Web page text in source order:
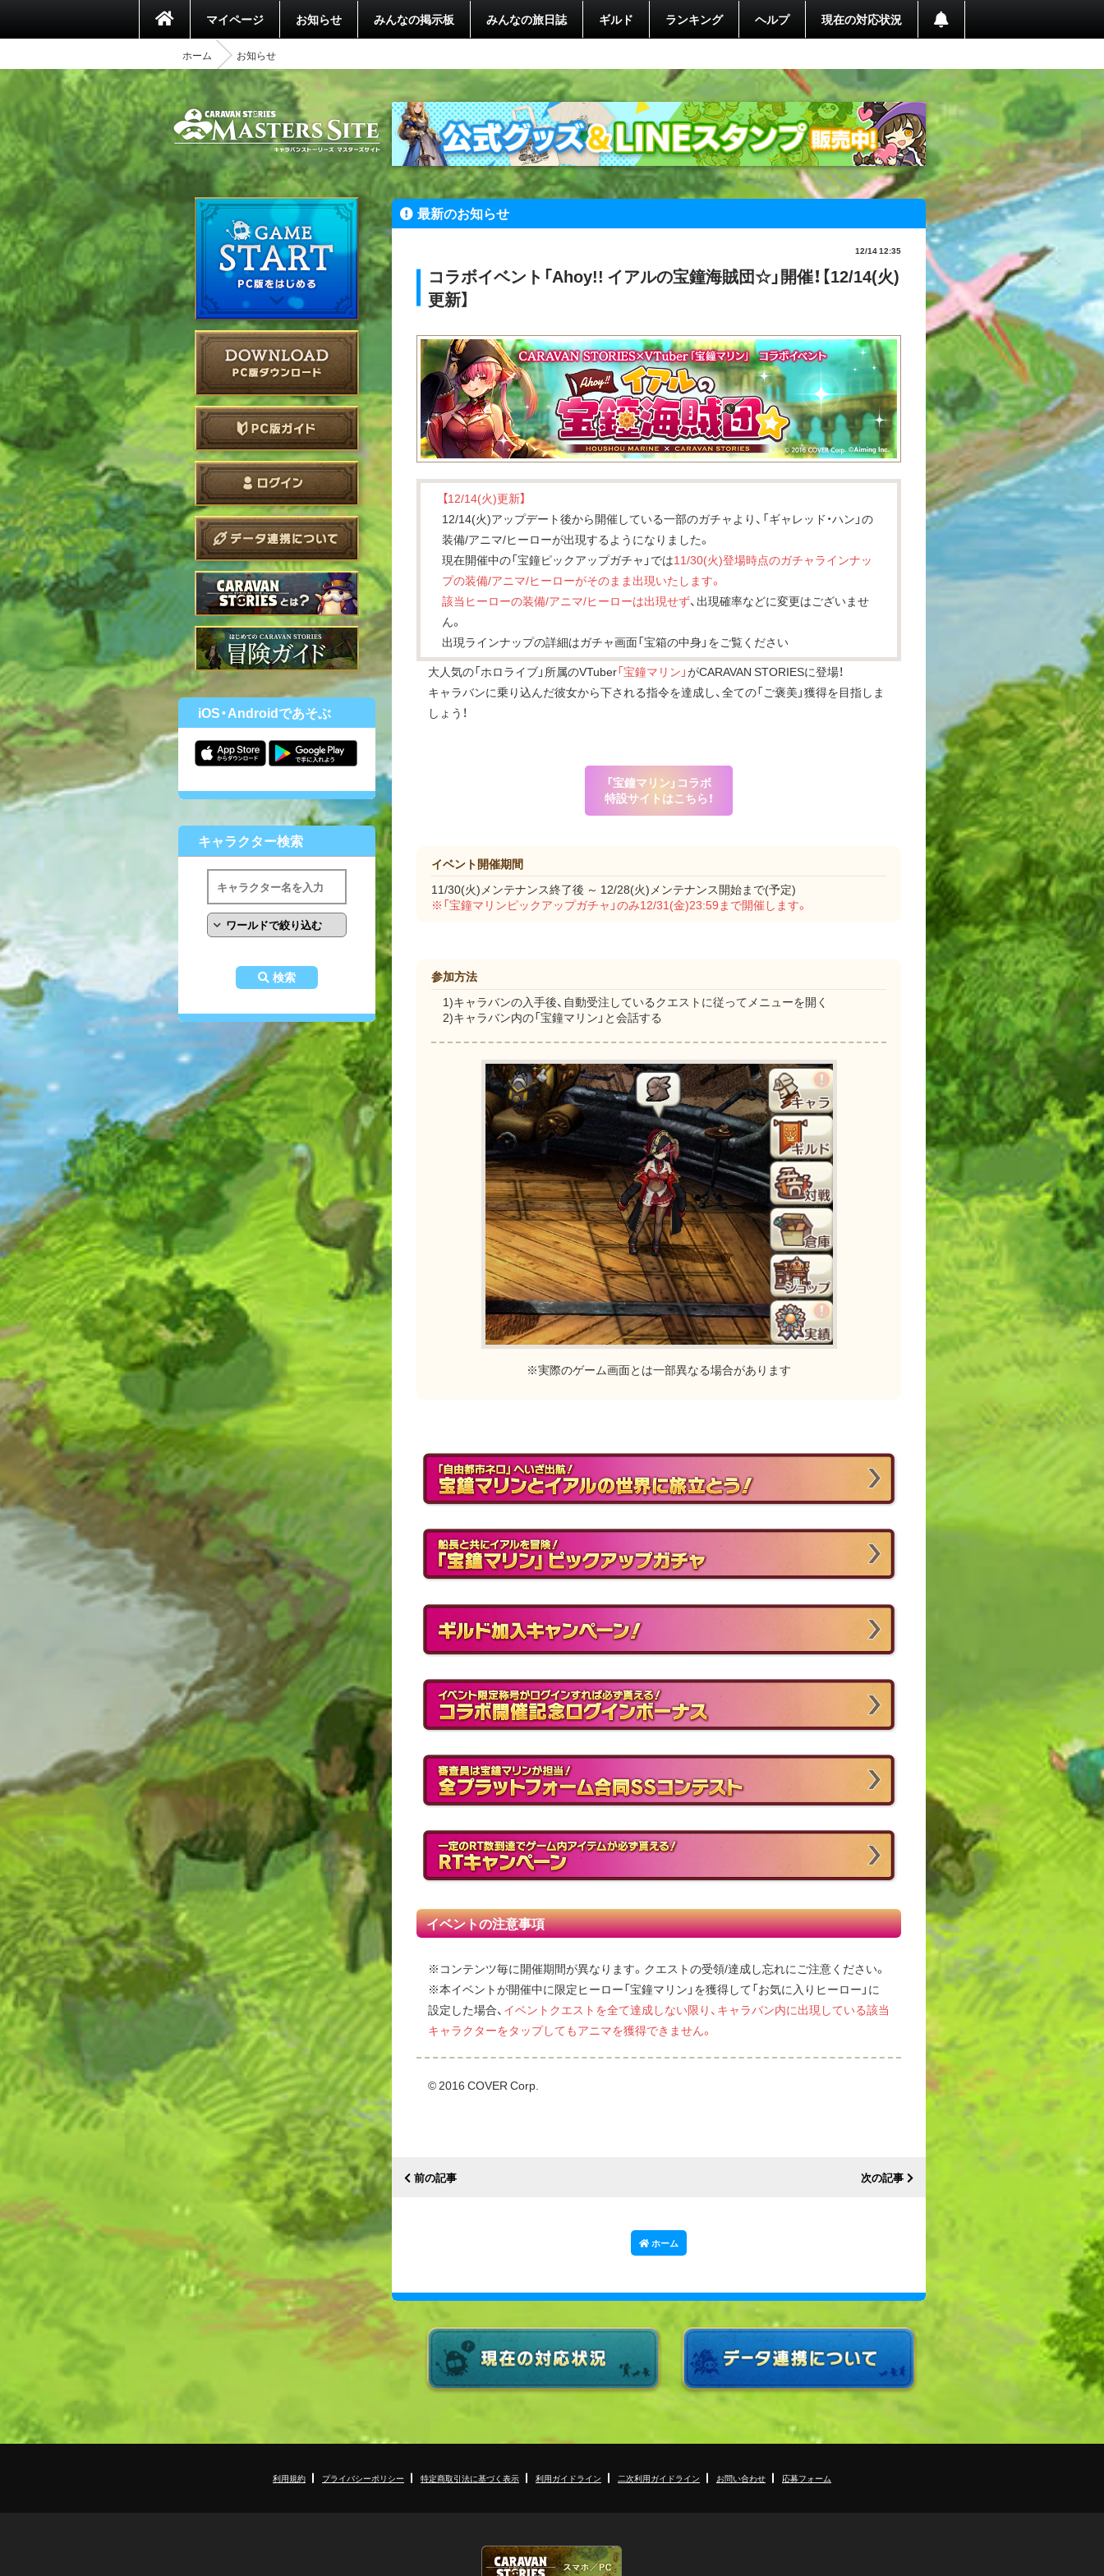
マイページ お知らせ みんなの掲示板 みんなの旅日誌 ギルド ランキング ヘルプ 現在の対応状況
ホーム お知らせ
iOS・Androidであそぶ
キャラクター検索
検索
最新のお知らせ
12/14 12:35
コラボイベント「Ahoy!! イアルの宝鐘海賊団☆」開催！【12/14(火)
更新】
【12/14(火)更新】
12/14(火)アップデート後から開催している一部のガチャより、「ギャレッド・ハン」の
装備/アニマ/ヒーローが出現するようになりました。
現在開催中の「宝鐘ピックアップガチャ」では11/30(火)登場時点のガチャラインナッ
プの装備/アニマ/ヒーローがそのまま出現いたします。
該当ヒーローの装備/アニマ/ヒーローは出現せず、出現確率などに変更はございませ
ん。
出現ラインナップの詳細はガチャ画面「宝箱の中身」をご覧ください
大人気の「ホロライブ」所属のVTuber「宝鐘マリン」がCARAVAN STORIESに登場！
キャラバンに乗り込んだ彼女から下される指令を達成し、全ての「ご褒美」獲得を目指しま
しょう！
「宝鐘マリン」コラボ
特設サイトはこちら！
イベント開催期間
11/30(火)メンテナンス終了後 ～ 12/28(火)メンテナンス開始まで(予定)
※「宝鐘マリンピックアップガチャ」のみ12/31(金)23:59まで開催します。
参加方法
1)キャラバンの入手後、自動受注しているクエストに従ってメニューを開く
2)キャラバン内の「宝鐘マリン」と会話する
※実際のゲーム画面とは一部異なる場合があります
イベントの注意事項
※コンテンツ毎に開催期間が異なります。クエストの受領/達成し忘れにご注意ください。
※本イベントが開催中に限定ヒーロー「宝鐘マリン」を獲得して「お気に入りヒーロー」に
設定した場合、 イベントクエストを全て達成しない限り、キャラバン内に出現している該当
キャラクターをタップしてもアニマを獲得できません。
© 2016 COVER Corp.
前の記事 次の記事
ホーム
利用規約 プライバシーポリシー 特定商取引法に基づく表示 利用ガイドライン 二次利用ガイドライン お問い合わせ 応募フォーム